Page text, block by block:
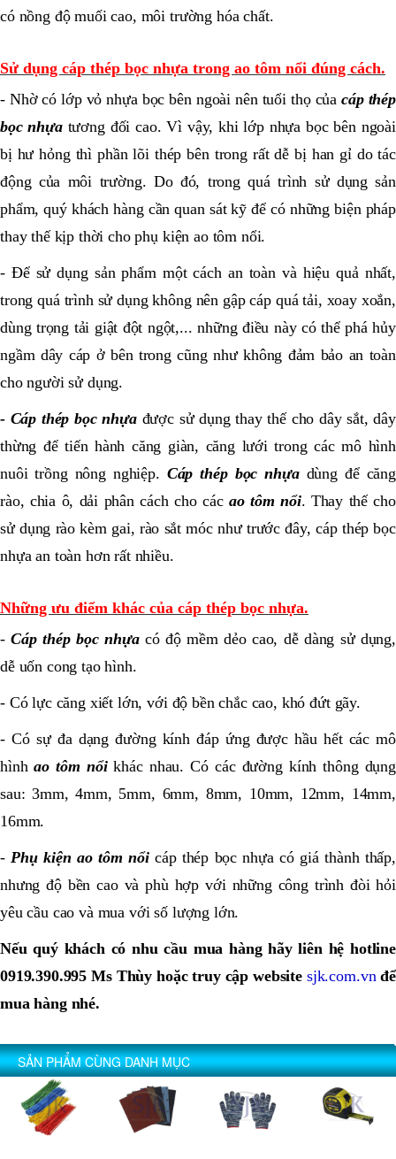
có nồng độ muối cao, môi trường hóa chất.
Sử dụng cáp thép bọc nhựa trong ao tôm nổi đúng cách.
- Nhờ có lớp vỏ nhựa bọc bên ngoài nên tuổi thọ củacáp thép
bọc nhựatương đối cao. Vì vậy, khi lớp nhựa bọc bên ngoài
bị hư hỏng thì phần lõi thép bên trong rất dễ bị han gỉ do tác
động của môi trường. Do đó, trong quá trình sử dụng sản
phẩm, quý khách hàng cần quan sát kỹ để có những biện pháp
thay thế kịp thời cho phụ kiện ao tôm nổi.
- Để sử dụng sản phẩm một cách an toàn và hiệu quả nhất,
trong quá trình sử dụng không nên gập cáp quá tải, xoay xoắn,
dùng trọng tải giật đột ngột,... những điều này có thể phá hủy
ngầm dây cáp ở bên trong cũng như không đảm bảo an toàn
cho người sử dụng.
- Cáp thép bọc nhựađược sử dụng thay thế cho dây sắt, dây
thừng để tiến hành căng giàn, căng lưới trong các mô hình
nuôi trồng nông nghiệp. Cáp thép bọc nhựadùng để căng
rào, chia ô, dải phân cách cho các ao tôm nổi. Thay thế cho
sử dụng rào kèm gai, rào sắt móc như trước đây, cáp thép bọc
nhựa an toàn hơn rất nhiều.
Những ưu điểm khác của cáp thép bọc nhựa.
-Cáp thép bọc nhựacó độ mềm dẻo cao, dễ dàng sử dụng,
dễ uốn cong tạo hình.
- Có lực căng xiết lớn, với độ bền chắc cao, khó đứt gãy.
- Có sự đa dạng đường kính đáp ứng được hầu hết các mô
hìnhao tôm nổikhác nhau. Có các đường kính thông dụng
sau: 3mm, 4mm, 5mm, 6mm, 8mm, 10mm, 12mm, 14mm,
16mm.
- Phụ kiện ao tôm nổicáp thép bọc nhựa có giá thành thấp,
nhưng độ bền cao và phù hợp với những công trình đòi hỏi
yêu cầu cao và mua với số lượng lớn.
Nếu quý khách có nhu cầu mua hàng hãy liên hệ hotline
0919.390.995 Ms Thùy hoặc truy cập website sjk.com.vn để
mua hàng nhé.
SẢN PHẨM CÙNG DANH MỤC